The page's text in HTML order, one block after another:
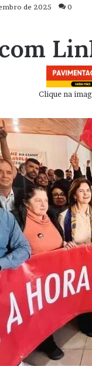
de 2025 0
Clique na